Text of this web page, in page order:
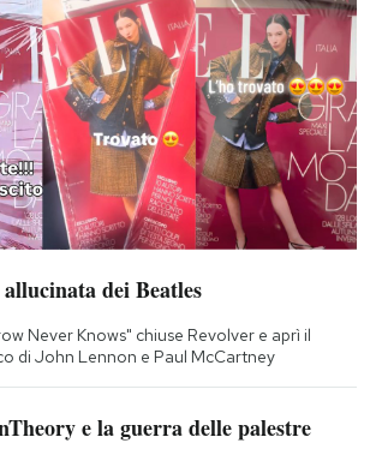
dei Beatles
Never Knows" chiuse Revolver e aprì il
di John Lennon e Paul McCartney
e la guerra delle palestre